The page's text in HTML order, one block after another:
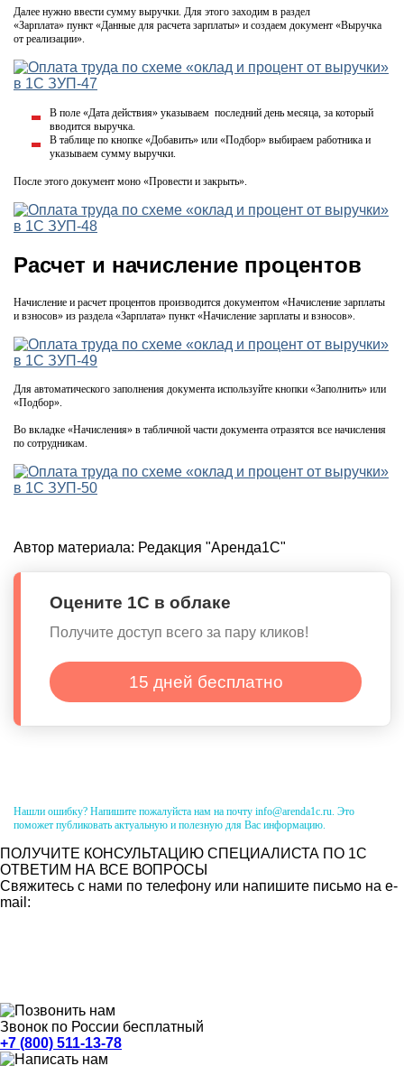
Далее нужно ввести сумму выручки. Для этого заходим в раздел
«Зарплата» пункт «Данные для расчета зарплаты» и создаем документ «Выручка
от реализации».
В поле «Дата действия» указываем последний день месяца, за который
вводится выручка.
В таблице по кнопке «Добавить» или «Подбор» выбираем работника и
указываем сумму выручки.
После этого документ моно «Провести и закрыть».
Расчет и начисление процентов
Начисление и расчет процентов производится документом «Начисление зарплаты
и взносов» из раздела «Зарплата» пункт «Начисление зарплаты и взносов».
Для автоматического заполнения документа используйте кнопки «Заполнить» или
«Подбор».
Во вкладке «Начисления» в табличной части документа отразятся все начисления
по сотрудникам.
Автор материала: Редакция "Аренда1С"
Оцените 1С в облаке
Получите доступ всего за пару кликов!
15 дней бесплатно
Нашли ошибку? Напишите пожалуйста нам на почту info@arenda1c.ru. Это
поможет публиковать актуальную и полезную для Вас информацию.
ПОЛУЧИТЕ КОНСУЛЬТАЦИЮ СПЕЦИАЛИСТА ПО 1С
ОТВЕТИМ НА ВСЕ ВОПРОСЫ
Свяжитесь с нами по телефону или напишите письмо на e-
mail:
Звонок по России бесплатный
+7 (800) 511-13-78